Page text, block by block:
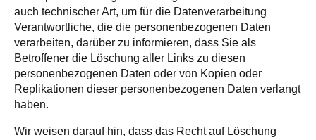
auch technischer Art, um für die Datenverarbeitung
Verantwortliche, die die personenbezogenen Daten
verarbeiten, darüber zu informieren, dass Sie als
Betroffener die Löschung aller Links zu diesen
personenbezogenen Daten oder von Kopien oder
Replikationen dieser personenbezogenen Daten verlangt
haben.
Wir weisen darauf hin, dass das Recht auf Löschung